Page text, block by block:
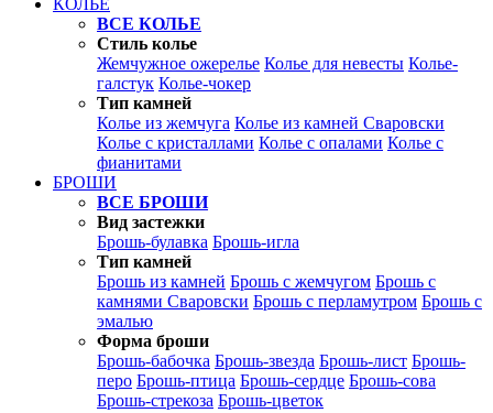
КОЛЬЕ
ВСЕ КОЛЬЕ
Стиль колье
Жемчужное ожерелье Колье для невесты Колье-
галстук Колье-чокер
Тип камней
Колье из жемчуга Колье из камней Сваровски
Колье с кристаллами Колье с опалами Колье с
фианитами
БРОШИ
ВСЕ БРОШИ
Вид застежки
Брошь-булавка Брошь-игла
Тип камней
Брошь из камней Брошь с жемчугом Брошь с
камнями Сваровски Брошь с перламутром Брошь с
эмалью
Форма броши
Брошь-бабочка Брошь-звезда Брошь-лист Брошь-
перо Брошь-птица Брошь-сердце Брошь-сова
Брошь-стрекоза Брошь-цветок